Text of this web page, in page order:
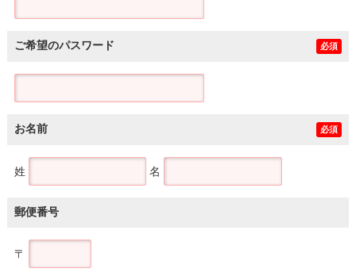
ご希望のパスワード 必須
お名前 必須
姓 名
郵便番号
〒